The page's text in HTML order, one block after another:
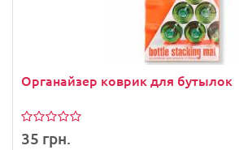
Органайзер коврик для бутылок
35 грн.